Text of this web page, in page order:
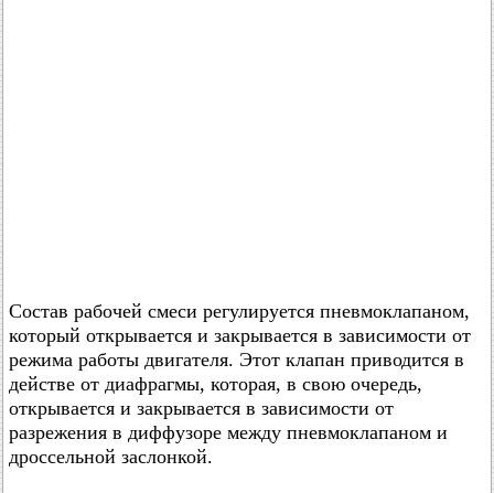
Состав рабочей смеси регулируется пневмоклапаном,
который открывается и закрывается в зависимости от
режима работы двигателя. Этот клапан приводится в
действе от диафрагмы, которая, в свою очередь,
открывается и закрывается в зависимости от
разрежения в диффузоре между пневмоклапаном и
дроссельной заслонкой.